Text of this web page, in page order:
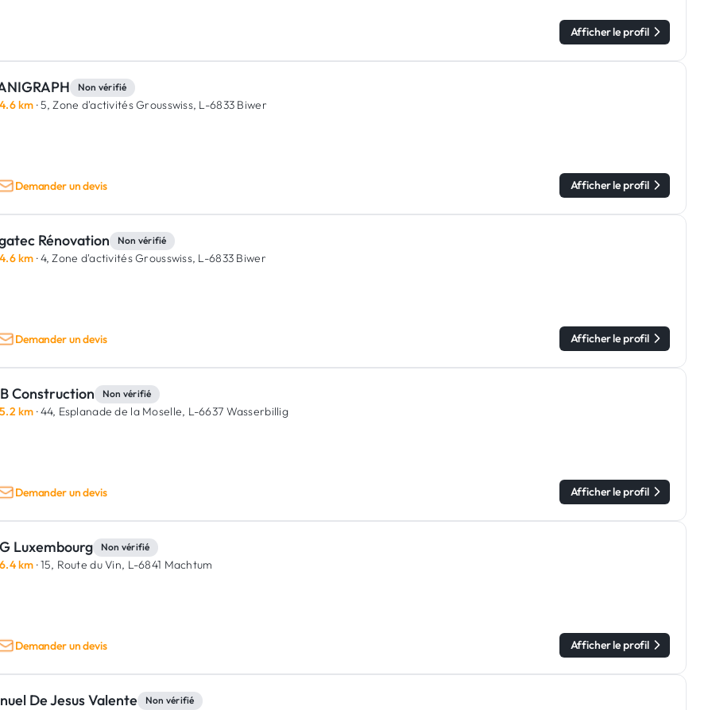
Afficher le profil
Non vérifié
4.6 km · 5, Zone d'activités Grousswiss, L-6833 Biwer
Demander un devis Afficher le profil
Rénovation Non vérifié
4.6 km · 4, Zone d'activités Grousswiss, L-6833 Biwer
Demander un devis Afficher le profil
Construction Non vérifié
5.2 km · 44, Esplanade de la Moselle, L-6637 Wasserbillig
Demander un devis Afficher le profil
Luxembourg Non vérifié
6.4 km · 15, Route du Vin, L-6841 Machtum
Demander un devis Afficher le profil
De Jesus Valente Non vérifié